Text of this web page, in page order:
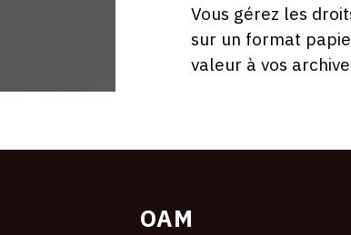
ÉDITÉ
PAR
FORMAT
ÉTAT
Vous gérez les
sur un format
valeur à vos
OAM